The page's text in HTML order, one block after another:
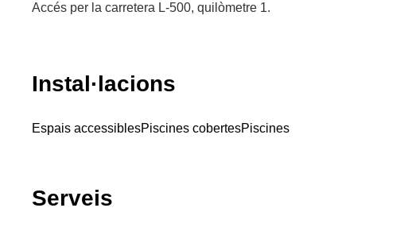
Accés per la carretera L-500, quilòmetre 1.
Instal·lacions
Espais accessiblesPiscines cobertesPiscines
Serveis